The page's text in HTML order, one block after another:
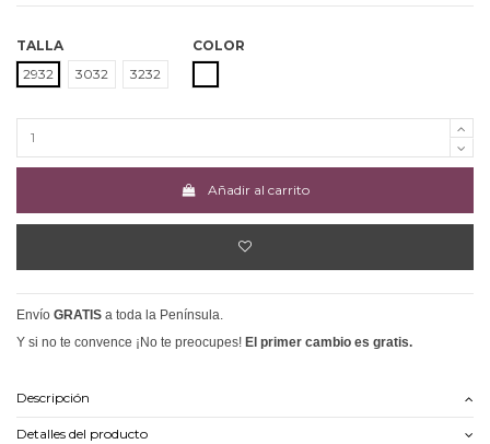
TALLA
2932
3032 3232
COLOR
Añadir al carrito
Envío GRATIS a toda la Península.
Y si no te convence ¡No te preocupes! El primer cambio es gratis.
Descripción
Detalles del producto